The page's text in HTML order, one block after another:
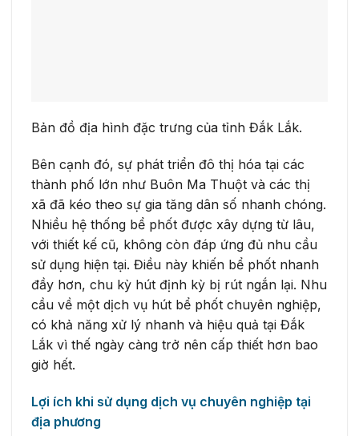
Bản đồ địa hình đặc trưng của tỉnh Đắk Lắk.
Bên cạnh đó, sự phát triển đô thị hóa tại các
thành phố lớn như Buôn Ma Thuột và các thị
xã đã kéo theo sự gia tăng dân số nhanh chóng.
Nhiều hệ thống bể phốt được xây dựng từ lâu,
với thiết kế cũ, không còn đáp ứng đủ nhu cầu
sử dụng hiện tại. Điều này khiến bể phốt nhanh
đầy hơn, chu kỳ hút định kỳ bị rút ngắn lại. Nhu
cầu về một dịch vụ hút bể phốt chuyên nghiệp,
có khả năng xử lý nhanh và hiệu quả tại Đắk
Lắk vì thế ngày càng trở nên cấp thiết hơn bao
giờ hết.
Lợi ích khi sử dụng dịch vụ chuyên nghiệp tại
địa phương